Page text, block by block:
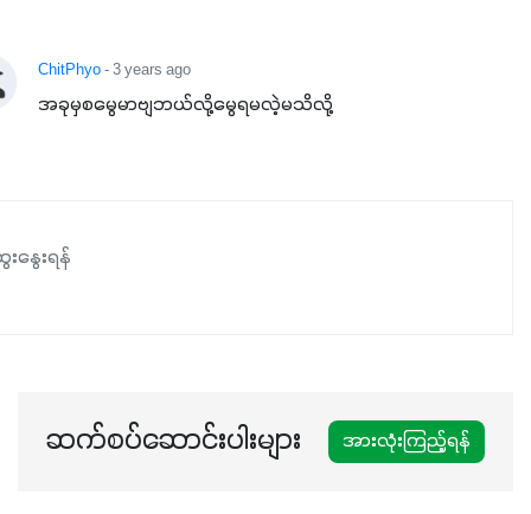
နှံစားသီးနှံများ၊ပဲအမျိုးမျိုး၊ဟင်းသီးဟင်းရွက်နဲ့ ဥယျာဉ်ခြံသီးနှံ
အားလုံးမှာ အသုံးပြုနိုင်တယ်ဆိုတော့ တစ်မျိုးတည်းနဲ့ အားလုံး
ChitPhyo- 3 years ago
အခုမှစမွေမာဗျဘယ်လို့မွေရမလဲ့မသိလို့
နွေးရန်
ဆက်စပ်ဆောင်းပါးများ အားလုံးကြည့်ရန်